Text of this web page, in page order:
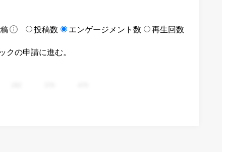
投稿数 エンゲージメント数 再生回数
の申請に進む。